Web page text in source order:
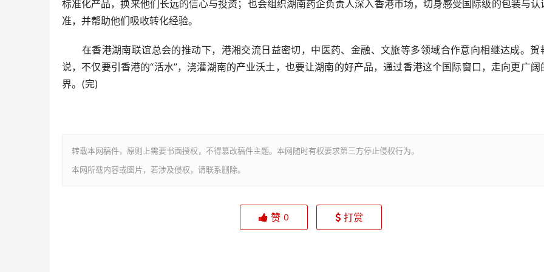
标准化产品，换来他们长远的信心与投资；也会组织湖南药企负责人深入香港市场，切身感受国际级的包装与认
准，并帮助他们吸收转化经验。
在香港湖南联谊总会的推动下，港湘交流日益密切，中医药、金融、文旅等多领域合作意向相继达成。贺
说，不仅要引香港的“活水”，浇灌湖南的产业沃土，也要让湖南的好产品，通过香港这个国际窗口，走向更广阔
界。(完)
转载本网稿件，原则上需要书面授权，不得篡改稿件主题。本网随时有权要求第三方停止侵权行为。
本网所载内容或图片，若涉及侵权，请联系删除。
赞 0 打赏